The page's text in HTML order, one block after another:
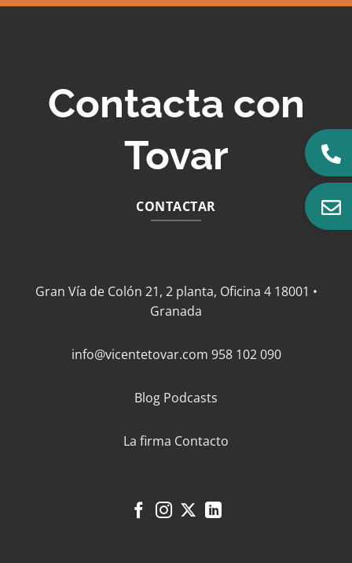
Contacta con
Tovar
CONTACTAR
Gran Vía de Colón 21, 2 planta, Oficina 4 18001 •
Granada
info@vicentetovar.com 958 102 090
Blog Podcasts
La firma Contacto